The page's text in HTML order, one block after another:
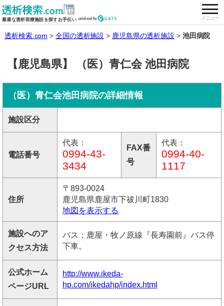
最適な透析医療施設を探すお手伝い メニュー
全国の透析施設を検索する
透析検索.com 全国の透析施設 鹿児島県の透析施設 池田病院
【鹿児島県】 （医）青仁会 池田病院
（医）青仁会池田病院の詳細情報
施設区分
電話番号
代表：
0994-43-
3434
FAX番
号
代表：
0994-40-
1117
住所
〒893-0024
鹿児島県鹿屋市下祓川町1830
地図を表示する
施設へのア
クセス方法
バス：鹿屋・牧ノ原線『長寿園前』バス停
下車。
公式ホーム
ページURL
http://www.ikeda-
hp.com/ikedahp/index.html